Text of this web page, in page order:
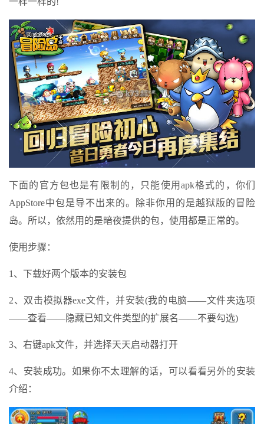
下面的官方包也是有限制的，只能使用apk格式的，你们
AppStore中包是导不出来的。除非你用的是越狱版的冒险
岛。所以，依然用的是暗夜提供的包，使用都是正常的。
使用步骤：
1、下载好两个版本的安装包
2、双击模拟器exe文件，并安装(我的电脑——文件夹选项
——查看——隐藏已知文件类型的扩展名——不要勾选)
3、右键apk文件，并选择天天启动器打开
4、安装成功。如果你不太理解的话，可以看看另外的安装
介绍：